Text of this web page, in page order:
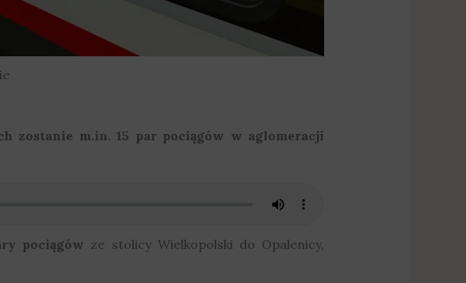
zostanie m.in. 15 par pociągów w aglomeracji
pociągów ze stolicy Wielkopolski do Opalenicy,